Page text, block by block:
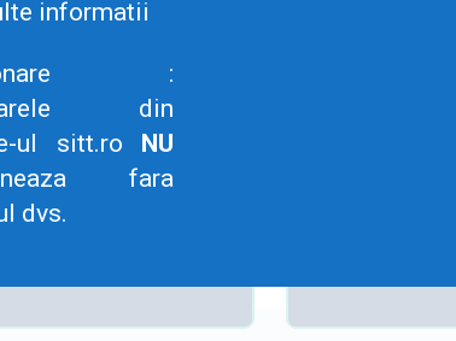
JANINA SAMAN
Consilier SITT - Lider SITT
ATOS Timisoara
janina.saman[at]sitt.ro
informatii
:
din
ul sitt.ro NU
fara
dvs.